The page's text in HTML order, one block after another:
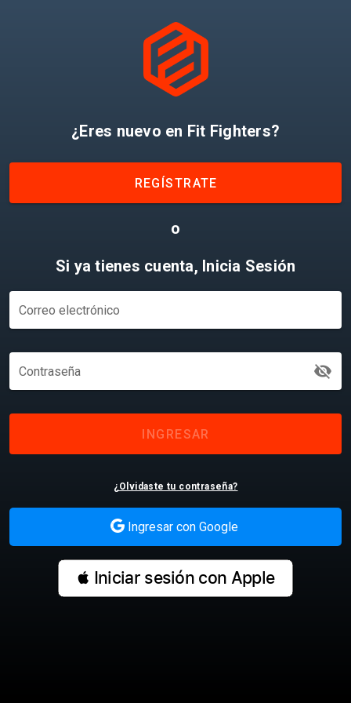
¿Eres nuevo en Fit Fighters?
REGÍSTRATE
o
Si ya tienes cuenta, Inicia Sesión
Correo electrónico
Contraseña visibility_off
INGRESAR
¿Olvidaste tu contraseña?
Ingresar con Google
 Iniciar sesión con Apple